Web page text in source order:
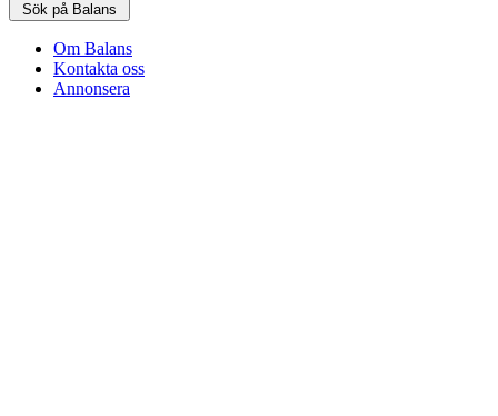
Sök på Balans
Om Balans
Kontakta oss
Annonsera